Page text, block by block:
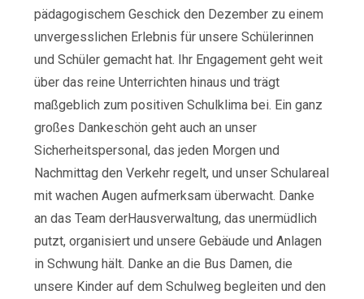
pädagogischem Geschick den Dezember zu einem
unvergesslichen Erlebnis für unsere Schülerinnen
und Schüler gemacht hat. Ihr Engagement geht weit
über das reine Unterrichten hinaus und trägt
maßgeblich zum positiven Schulklima bei. Ein ganz
großes Dankeschön geht auch an unser
Sicherheitspersonal, das jeden Morgen und
Nachmittag den Verkehr regelt, und unser Schulareal
mit wachen Augen aufmerksam überwacht. Danke
an das Team derHausverwaltung, das unermüdlich
putzt, organisiert und unsere Gebäude und Anlagen
in Schwung hält. Danke an die Bus Damen, die
unsere Kinder auf dem Schulweg begleiten und den